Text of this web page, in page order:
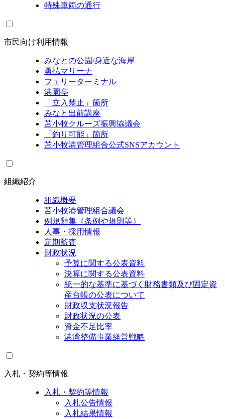
特殊車両の通行
市民向け利用情報
みなとの公園/身近な海岸
勇払マリーナ
フェリーターミナル
港園亭
「立入禁止」箇所
みなと出前講座
苫小牧クルーズ振興協議会
「釣り可能」箇所
苫小牧港管理組合公式SNSアカウント
組織紹介
組織概要
苫小牧港管理組合議会
例規類集（条例や規則等）
人事・採用情報
定期監査
財政状況
予算に関する公表資料
決算に関する公表資料
統一的な基準に基づく財務書類及び固定資
産台帳の公表について
財政収支状況報告
財政状況の公表
資金不足比率
港湾整備事業経営戦略
入札・契約等情報
入札・契約等情報
入札公告情報
入札結果情報